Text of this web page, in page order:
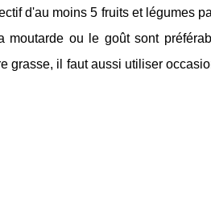
d'au moins 5 fruits et légumes
moutarde ou le goût sont
grasse, il faut aussi utiliser